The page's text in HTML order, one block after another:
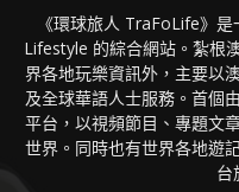
《環球旅人 TraFoLife》
Lifestyle 的綜合網站。紮根
界各地玩樂資訊外，主要以
及全球華語人士服務。首個
平台，以視頻節目、專題文
世界。同時也有世界各地遊
台